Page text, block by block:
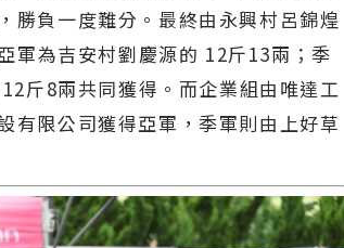
勝負一度難分。最終由永興村呂錦煌
軍為吉安村劉慶源的 12斤13兩；季
斤8兩共同獲得。而企業組由唯達工
有限公司獲得亞軍，季軍則由上好草